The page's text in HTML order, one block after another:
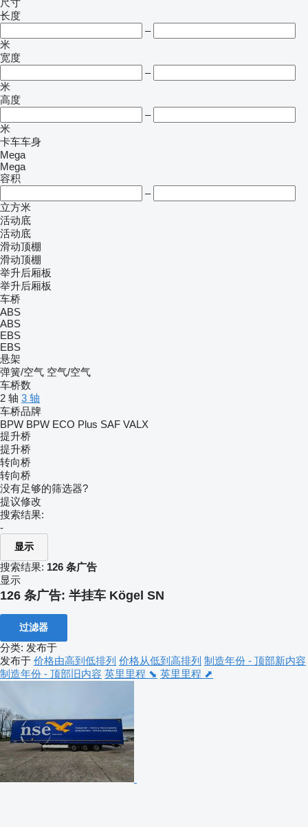
尺寸
长度
–
米
宽度
–
米
高度
–
米
卡车车身
Mega
Mega
容积
–
立方米
活动底
活动底
滑动顶棚
滑动顶棚
举升后厢板
举升后厢板
车桥
ABS
ABS
EBS
EBS
悬架
弹簧/空气 空气/空气
车桥数
2 轴 3 轴
车桥品牌
BPW BPW ECO Plus SAF VALX
提升桥
提升桥
转向桥
转向桥
没有足够的筛选器?
提议修改
搜索结果:
-
显示
搜索结果: 126 条广告
显示
126 条广告: 半挂车 Kögel SN
过滤器
分类: 发布于
发布于 价格由高到低排列 价格从低到高排列 制造年份 - 顶部新内容
制造年份 - 顶部旧内容 英里里程 ⬊ 英里里程 ⬈